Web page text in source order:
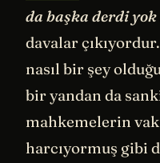
da başka derdi yok
davalar
nasıl bir şey
bir yandan da
mahkemelerin
harcıyormuş gibi